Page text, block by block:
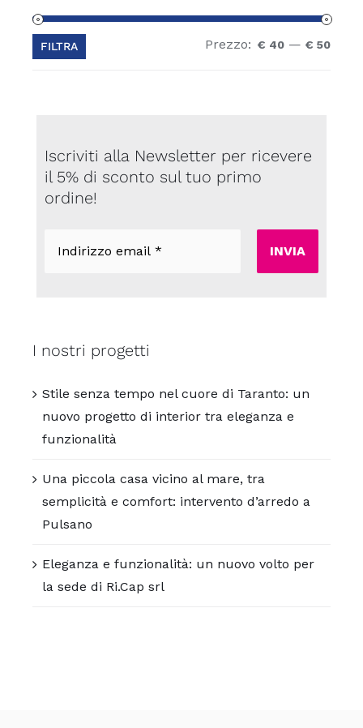
FILTRA Prezzo: € 40 — € 50
Iscriviti alla Newsletter per ricevere
il 5% di sconto sul tuo primo
ordine!
email
I nostri progetti
Stile senza tempo nel cuore di Taranto: un
nuovo progetto di interior tra eleganza e
funzionalità
Una piccola casa vicino al mare, tra
semplicità e comfort: intervento d’arredo a
Pulsano
Eleganza e funzionalità: un nuovo volto per
la sede di Ri.Cap srl